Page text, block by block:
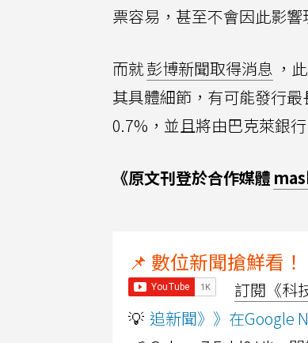
票容易，甚至不會因此影響
而就彭博新聞取得消息 ，
其具體細節，有可能發行
0.7%，並且將由巴克萊銀
《原文刊登於合作媒體
📌 數位新聞搶鮮看！
訂閱《科
💡 追新聞》》在Google